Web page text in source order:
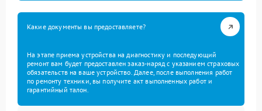
Какие документы вы предоставляете?
На этапе приема устройства на диагностику и последующий
ремонт вам будет предоставлен заказ-наряд с указанием страховых
обязательств на ваше устройство. Далее, после выполнения работ
по ремонту техники, вы получите акт выполненных работ и
гарантийный талон.